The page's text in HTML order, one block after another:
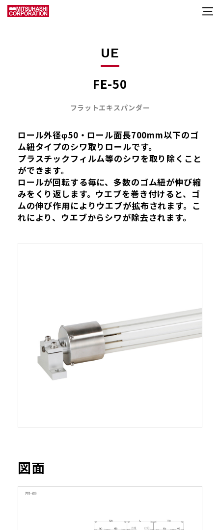
UE
FE-50
フラットエキスパンダー
ロール外径φ50・ロール面長700mm以下のゴ
ム紐タイプのシワ取りロールです。
プラスチックフィルム等のシワを取り除くこと
ができます。
ロールが回転する毎に、多数のゴム紐が伸び縮
みをくり返します。ウエブを巻き付けると、ゴ
ムの伸び作用によりウエブが拡布されます。こ
れにより、ウエブからシワが除去されます。
図面